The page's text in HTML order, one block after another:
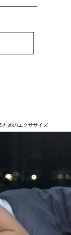
ためのエクササイズ